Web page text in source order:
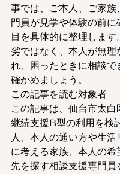
事では、ご本人、ご家族
門員が見学や体験の前に
目を具体的に整理します
劣ではなく、本人が無理
れ、困ったときに相談で
確かめましょう。
この記事を読む対象者
この記事は、仙台市太白
継続支援B型の利用を検
人、本人の通い方や生活
に考える家族、本人の希
先を探す相談支援専門員